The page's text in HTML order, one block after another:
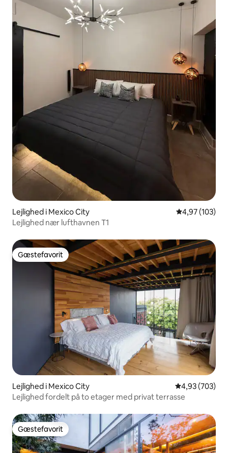
Lejlighed i Mexico City 4,97 ud af 5 i
4,97 (103)
Lejlighed nær lufthavnen T1
Gæstefavorit
Gæstefavorit
Lejlighed i Mexico City 4,93 ud af 5 i
4,93 (703)
Lejlighed fordelt på to etager med privat terrasse
Gæstefavorit
Gæstefavorit